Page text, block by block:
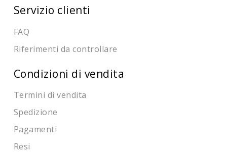
Servizio clienti
FAQ
Riferimenti da controllare
Condizioni di vendita
Termini di vendita
Spedizione
Pagamenti
Resi